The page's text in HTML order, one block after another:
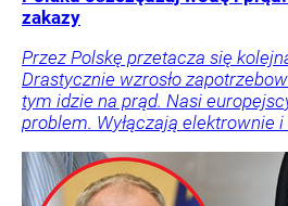
zakazy
Przez Polskę przetacza się
Drastycznie wzrosło
tym idzie na prąd. Nasi
problem. Wyłączają elektrownie